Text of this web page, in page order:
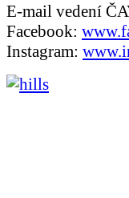
E-mail vedení
Facebook:
Instagram: